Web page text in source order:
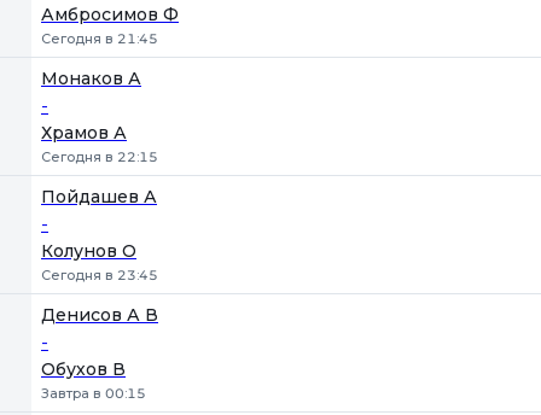
Амбросимов Ф
Сегодня в 21:45
Монаков А
-
Храмов А
Сегодня в 22:15
Пойдашев А
-
Колунов О
Сегодня в 23:45
Денисов А В
-
Обухов В
Завтра в 00:15